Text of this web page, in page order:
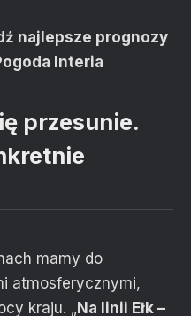
najlepsze prognozy
Interia
przesunie.
mamy do
atmosferycznymi,
kraju. „Na linii Ełk –